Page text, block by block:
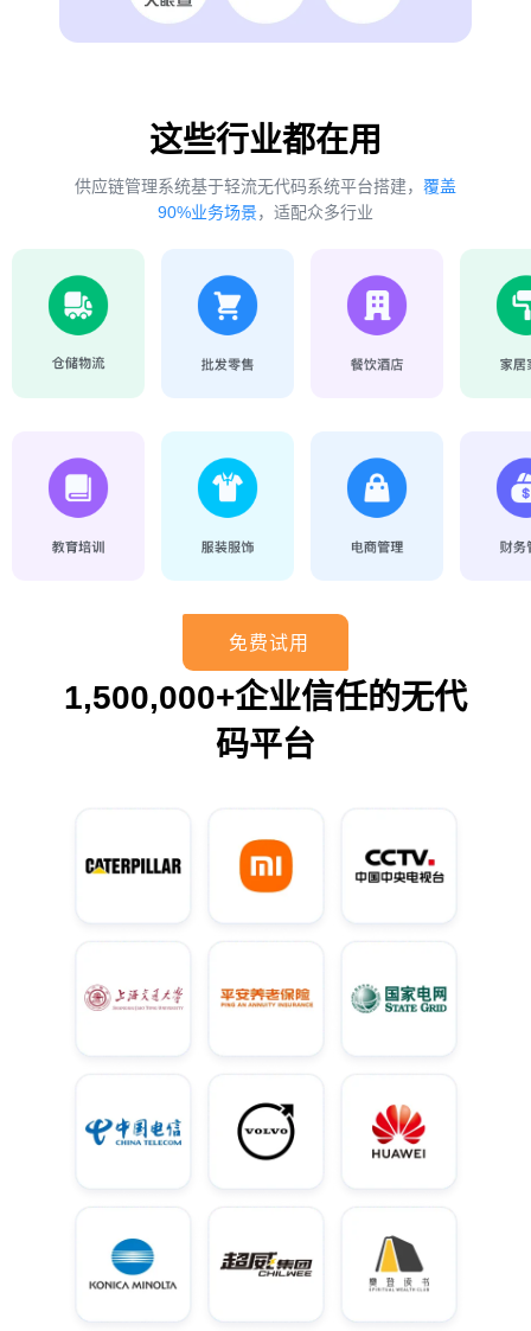
这些行业都在用
供应链管理系统基于轻流无代码系统平台搭建， 覆盖
90%业务场景，适配众多行业
免费试用
1,500,000+企业信任的无代
码平台